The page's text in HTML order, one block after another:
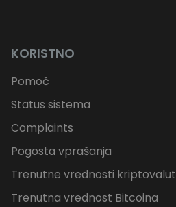
KORISTNO
Pomoč
Status sistema
Complaints
Pogosta vprašanja
Trenutne vrednosti kriptovalut
Trenutna vrednost Bitcoina